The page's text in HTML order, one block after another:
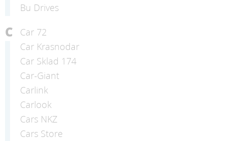
Bu Drives
C
Car 72
Car Krasnodar
Car Sklad 174
Car-Giant
Carlink
Carlook
Cars NKZ
Cars Store